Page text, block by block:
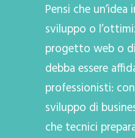
Pensi che
sviluppo o
progetto web o
debba essere
professionisti:
sviluppo di
che tecnici